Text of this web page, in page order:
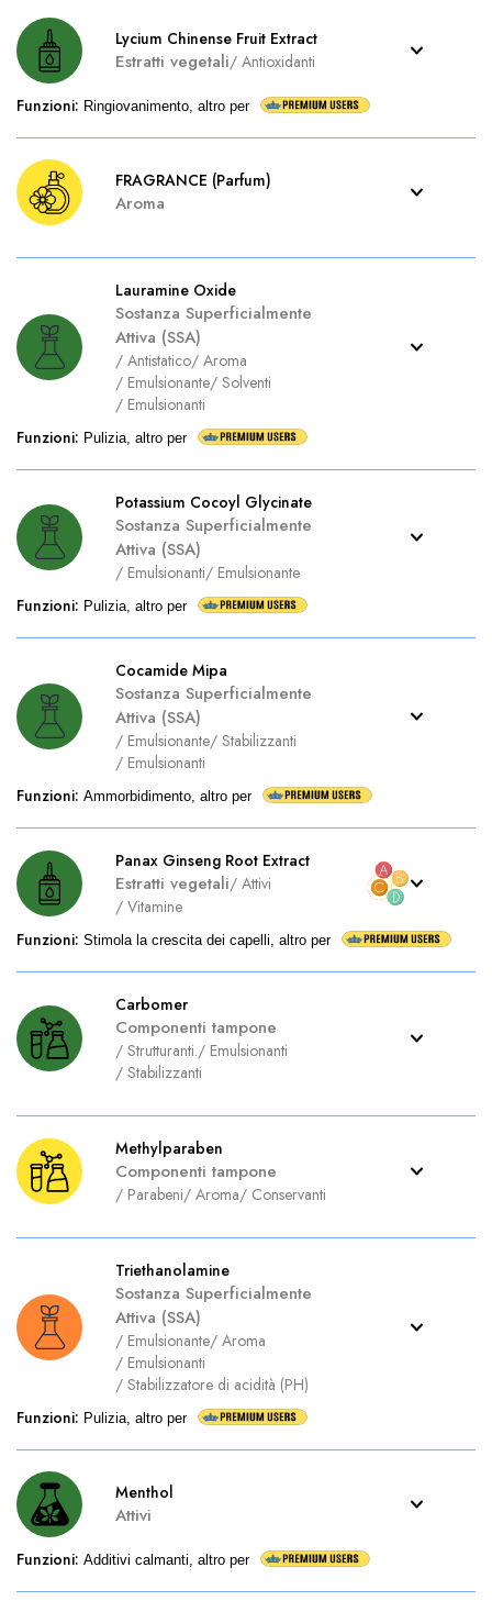
Lycium Chinense Fruit Extract
Estratti vegetali/ Antioxidanti
Funzioni: Ringiovanimento, altro per
FRAGRANCE (Parfum)
Aroma
Lauramine Oxide
Sostanza Superficialmente
Attiva (SSA)
/ Antistatico/ Aroma
/ Emulsionante/ Solventi
/ Emulsionanti
Funzioni: Pulizia, altro per
Potassium Cocoyl Glycinate
Sostanza Superficialmente
Attiva (SSA)
/ Emulsionanti/ Emulsionante
Funzioni: Pulizia, altro per
Cocamide Mipa
Sostanza Superficialmente
Attiva (SSA)
/ Emulsionante/ Stabilizzanti
/ Emulsionanti
Funzioni: Ammorbidimento, altro per
Panax Ginseng Root Extract
Estratti vegetali/ Attivi
/ Vitamine
Funzioni: Stimola la crescita dei capelli, altro per
Carbomer
Componenti tampone
/ Strutturanti./ Emulsionanti
/ Stabilizzanti
Methylparaben
Componenti tampone
/ Parabeni/ Aroma/ Conservanti
Triethanolamine
Sostanza Superficialmente
Attiva (SSA)
/ Emulsionante/ Aroma
/ Emulsionanti
/ Stabilizzatore di acidità (PH)
Funzioni: Pulizia, altro per
Menthol
Attivi
Funzioni: Additivi calmanti, altro per